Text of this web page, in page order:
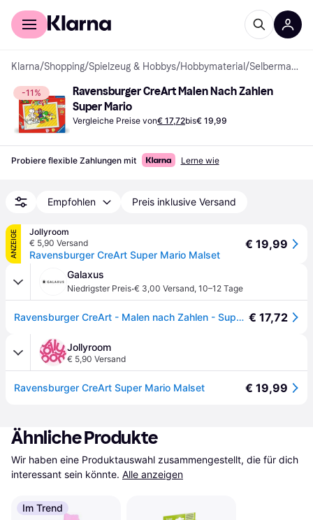
Für Shopper
Klarna/Shopping/Spielzeug & Hobbys/Hobbymaterial / Selbermachen (DIY)
-11%
Ravensburger CreArt Malen Nach Zahlen
Super Mario
Vergleiche Preise von€ 17,72bis€ 19,99
Probiere flexible Zahlungen mit Lerne wie
Empfohlen Preis inklusive Versand
ANZEIGE
Jollyroom
€ 5,90 Versand
Ravensburger CreArt Super Mario Malset
€ 19,99
Galaxus
Niedrigster Preis·€ 3,00 Versand, 10–12 Tage
Ravensburger CreArt - Malen nach Zahlen - Super Mario € 17,72
Jollyroom
€ 5,90 Versand
Ravensburger CreArt Super Mario Malset € 19,99
Ähnliche Produkte
Wir haben eine Produktauswahl zusammengestellt, die für dich
interessant sein könnte. Alle anzeigen
Im Trend